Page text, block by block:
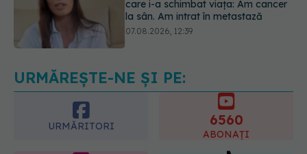
Dieta care poate crește brusc
colesterolul. Cine este mai expus
URMĂREȘTE-NE ȘI PE:
URMĂRITORI 6560
ABONAȚI